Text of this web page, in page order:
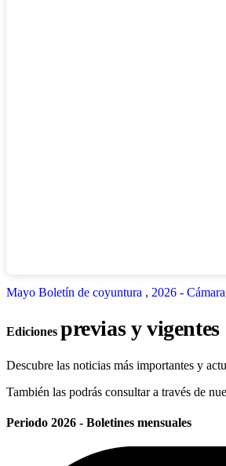
Mayo Boletín de coyuntura , 2026 -
Ediciones previas y vigentes
Descubre las noticias más importantes y
También las podrás consultar a través de
Periodo 2026 - Boletines mensuales